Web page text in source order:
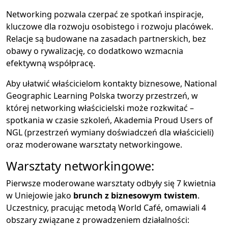
Networking pozwala czerpać ze spotkań inspiracje,
kluczowe dla rozwoju osobistego i rozwoju placówek.
Relacje są budowane na zasadach partnerskich, bez
obawy o rywalizację, co dodatkowo wzmacnia
efektywną współpracę.
Aby ułatwić właścicielom kontakty biznesowe, National
Geographic Learning Polska tworzy przestrzeń, w
której networking właścicielski może rozkwitać –
spotkania w czasie szkoleń, Akademia Proud Users of
NGL (przestrzeń wymiany doświadczeń dla właścicieli)
oraz moderowane warsztaty networkingowe.
Warsztaty networkingowe:
Pierwsze moderowane warsztaty odbyły się 7 kwietnia
w Uniejowie jako brunch z biznesowym twistem.
Uczestnicy, pracując metodą World Café, omawiali 4
obszary związane z prowadzeniem działalności: